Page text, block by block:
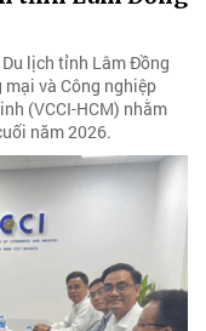
lịch tỉnh Lâm Đồng
và Công nghiệp
(VCCI-HCM) nhằm
năm 2026.